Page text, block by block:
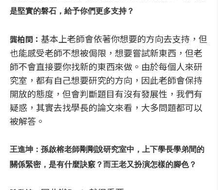
是堅實的磐石，給予你們更多支持？
龔柏閔： 基本上老師會依著你想要的方向去支持，但
也能感受老師不想被侷限，想要嘗試新東西，但老
師不會直接要你找新的東西來做。由於每個人來研
究室，都有自己想要研究的方向，因此老師會保持
開放的態度，但會判斷題目有沒有發展性，我們有
疑惑，其實去找學長的論文來看，大多問題都可以
被解答。
王進坤：孫啟榕老師剛剛說研究室中，上下學長學弟間的
關係緊密，是有什麼訣竅？而王老又扮演怎樣的腳色？